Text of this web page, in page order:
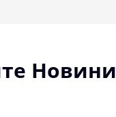
Новини